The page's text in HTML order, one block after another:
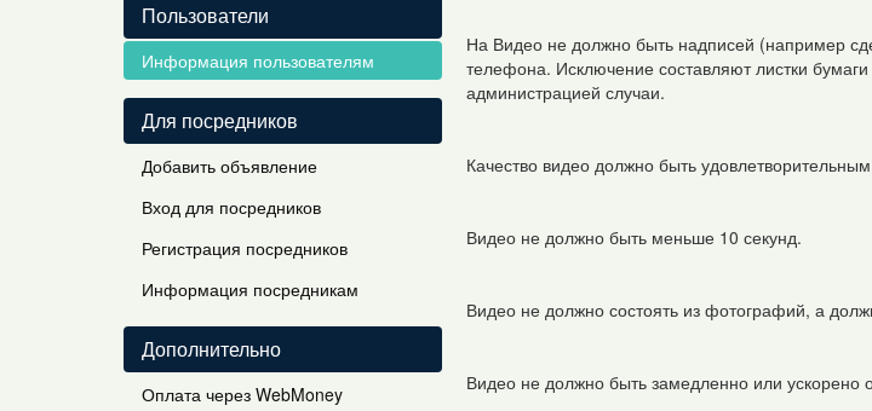
Пользователи
Информация пользователям
Для посредников
Добавить объявление
Вход для посредников
Регистрация посредников
Информация посредникам
Дополнительно
Оплата через WebMoney
На Видео не должно быть надписей (например
телефона. Исключение составляют листки
администрацией случаи.
Качество видео должно быть
Видео не должно быть меньше 10 секунд.
Видео не должно состоять из фотографий, а
Видео не должно быть замедленно или ускорено